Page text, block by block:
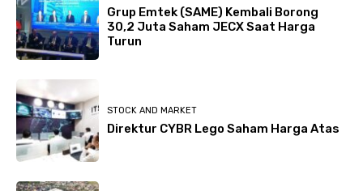
Grup Emtek (SAME) Kembali Borong
30,2 Juta Saham JECX Saat Harga
Turun
STOCK AND MARKET
Direktur CYBR Lego Saham Harga Atas